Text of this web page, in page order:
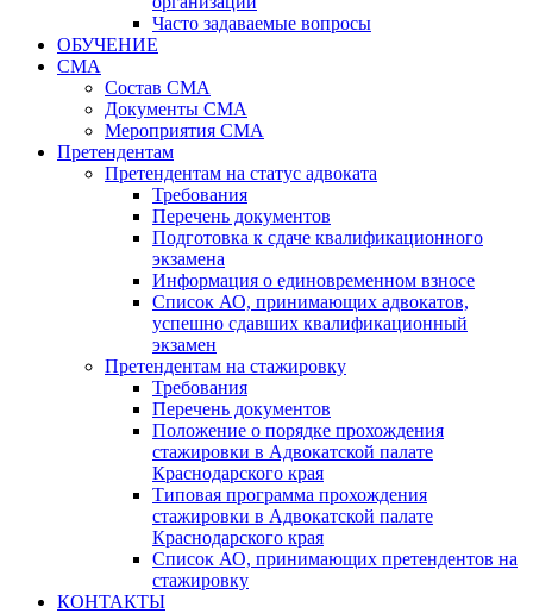
Часто задаваемые вопросы
ОБУЧЕНИЕ
СМА
Состав СМА
Документы СМА
Мероприятия СМА
Претендентам
Претендентам на статус адвоката
Требования
Перечень документов
Подготовка к сдаче квалификационного
экзамена
Информация о единовременном взносе
Список АО, принимающих адвокатов,
успешно сдавших квалификационный
экзамен
Претендентам на стажировку
Требования
Перечень документов
Положение о порядке прохождения
стажировки в Адвокатской палате
Краснодарского края
Типовая программа прохождения
стажировки в Адвокатской палате
Краснодарского края
Список АО, принимающих претендентов на
стажировку
КОНТАКТЫ